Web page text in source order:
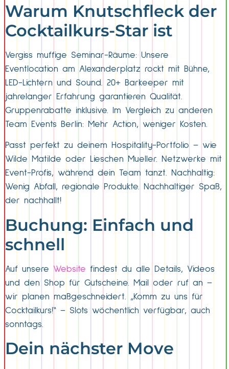
Warum Knutschfleck der
Cocktailkurs-Star ist
Vergiss muffige Seminar-Räume: Unsere
Eventlocation am Alexanderplatz rockt mit Bühne,
LED-Lichtern und Sound. 20+ Barkeeper mit
jahrelanger Erfahrung garantieren Qualität.
Gruppenrabatte inklusive. Im Vergleich zu anderen
Team Events Berlin: Mehr Action, weniger Kosten.
Passt perfekt zu deinem Hospitality-Portfolio – wie
Wilde Matilde oder Lieschen Mueller. Netzwerke mit
Event-Profis, während dein Team tanzt. Nachhaltig:
Wenig Abfall, regionale Produkte. Nachhaltiger Spaß,
der nachhallt!​
Buchung: Einfach und
schnell
Auf unsere Website findest du alle Details, Videos
und den Shop für Gutscheine. Mail oder ruf an –
wir planen maßgeschneidert. „Komm zu uns für
Cocktailkurs!“ – Slots wöchentlich verfügbar, auch
sonntags.
Dein nächster Move